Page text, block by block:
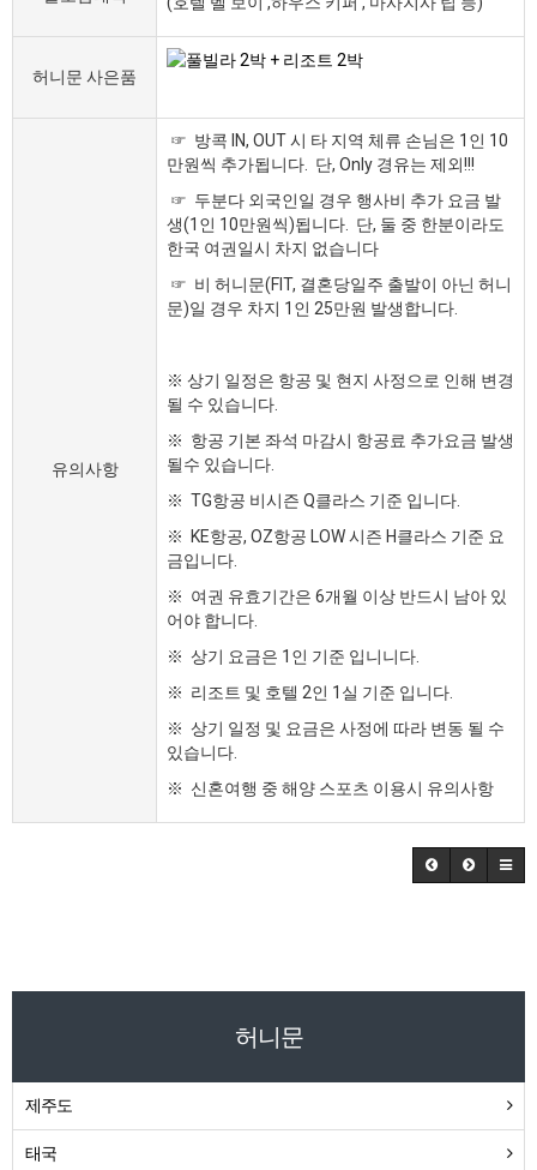
허니문 사은품
유의사항
☞ 방콕 IN, OUT 시 타 지역 체류 손님은 1인 10
만원씩 추가됩니다. 단, Only 경유는 제외!!!
☞ 두분다 외국인일 경우 행사비 추가 요금 발
생(1인 10만원씩)됩니다. 단, 둘 중 한분이라도
한국 여권일시 차지 없습니다
☞ 비 허니문(FIT, 결혼당일주 출발이 아닌 허니
문)일 경우 차지 1인 25만원 발생합니다.
※ 상기 일정은 항공 및 현지 사정으로 인해 변경
될 수 있습니다.
※ 항공 기본 좌석 마감시 항공료 추가요금 발생
될수 있습니다.
※ TG항공 비시즌 Q클라스 기준 입니다.
※ KE항공, OZ항공 LOW 시즌 H클라스 기준 요
금입니다.
※ 여권 유효기간은 6개월 이상 반드시 남아 있
어야 합니다.
※ 상기 요금은 1인 기준 입니니다.
※ 리조트 및 호텔 2인 1실 기준 입니다.
※ 상기 일정 및 요금은 사정에 따라 변동 될 수
있습니다.
※ 신혼여행 중 해양 스포츠 이용시 유의사항
허니문
제주도
태국